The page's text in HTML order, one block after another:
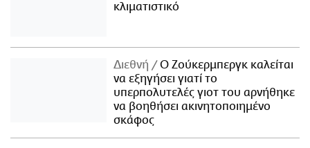
κλιματιστικό
Διεθνή
Ο Ζούκερμπεργκ καλείται
να εξηγήσει γιατί το
υπερπολυτελές γιοτ του αρνήθηκε
να βοηθήσει ακινητοποιημένο
σκάφος